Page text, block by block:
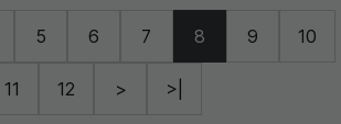
5 6 7 8 9 10
11 12 > >|